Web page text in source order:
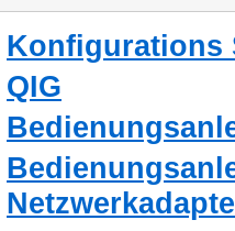
Konfigurations
QIG